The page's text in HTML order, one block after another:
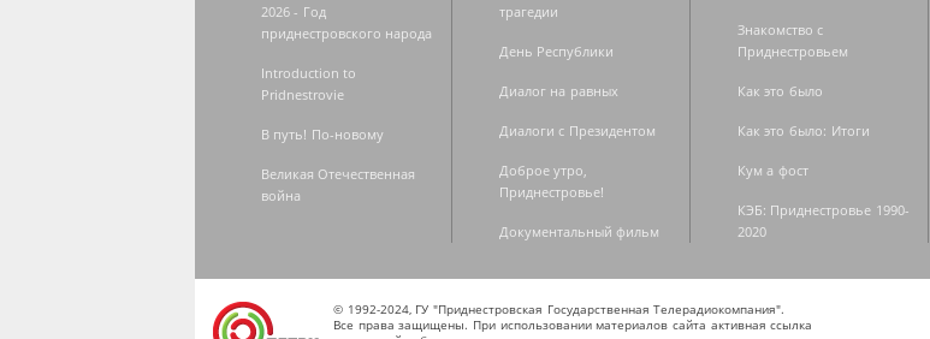
2026 - Год
приднестровского народа
Introduction to
Pridnestrovie
В путь! По-новому
Великая Отечественная
война
трагедии
День Республики
Диалог на равных
Диалоги с Президентом
Доброе утро,
Приднестровье!
Документальный фильм
Знакомство с
Приднестровьем
Как это было
Как это было: Итоги
Кум а фост
КЭБ: Приднестровье 1990-
2020
© 1992-2024, ГУ "Приднестровская Государственная Телерадиокомпания".
Все права защищены. При использовании материалов сайта активная ссылка